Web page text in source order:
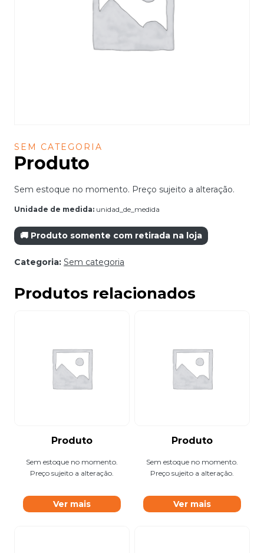
SEM CATEGORIA
Produto
Sem estoque no momento. Preço sujeito a alteração.
Unidade de medida: unidad_de_medida
🚚 Produto somente com retirada na loja
Categoria: Sem categoria
Produtos relacionados
Produto
Sem estoque no momento.
Preço sujeito a alteração.
Ver mais
Produto
Sem estoque no momento.
Preço sujeito a alteração.
Ver mais